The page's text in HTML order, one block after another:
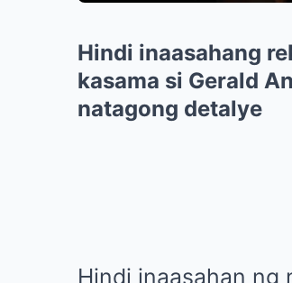
Hindi inaasahang
kasama si Gerald
natagong detalye
Hindi inaasahan ng